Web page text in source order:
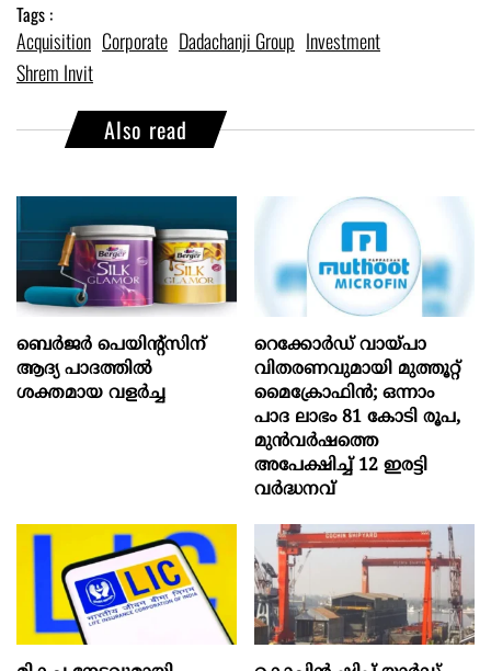
Tags :
Acquisition Corporate Dadachanji Group Investment
Shrem Invit
Also read
ബെർജർ പെയിന്റ്സിന്
ആദ്യ പാദത്തിൽ
ശക്തമായ വളർച്ച
റെക്കോർഡ് വായ്പാ
വിതരണവുമായി മുത്തൂറ്റ്
മൈക്രോഫിൻ; ഒന്നാം
പാദ ലാഭം 81 കോടി രൂപ,
മുൻവർഷത്തെ
അപേക്ഷിച്ച് 12 ഇരട്ടി
വർദ്ധനവ്